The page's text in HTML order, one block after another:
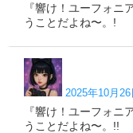
『響け！ユーフォニ
うことだよね〜。!
2025年10月
『響け！ユーフォニ
うことだよね〜。!!